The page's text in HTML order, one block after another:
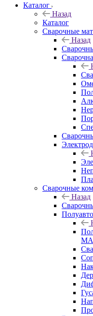
Каталог
Назад
Каталог
Сварочные
Назад
Сварочные
Назад